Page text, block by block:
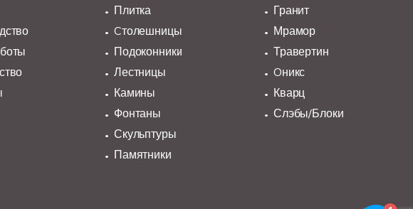
Плитка
Cтолешницы
Подоконники
Лестницы
Камины
Фонтаны
Скульптуры
Памятники
Гранит
Мрамор
Травертин
Oникс
Кварц
Слэбы/Блоки